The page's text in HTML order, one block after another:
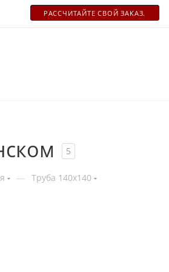
РАСCЧИТАЙТЕ СВОЙ ЗАКАЗ.
5
— Труба 140x140